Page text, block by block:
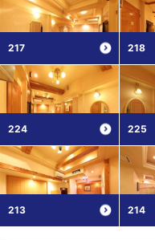
217 218
224 225
213 214